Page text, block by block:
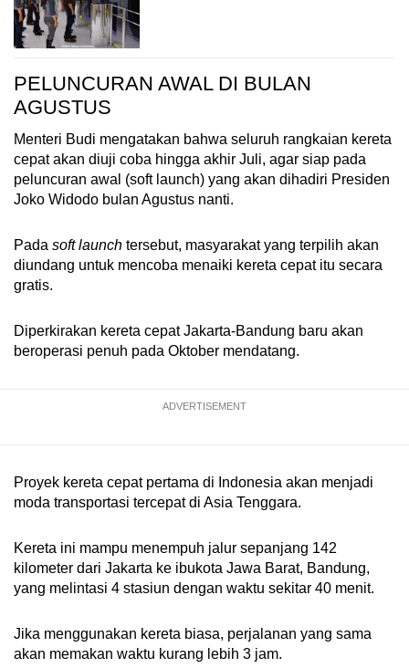
PELUNCURAN AWAL DI BULAN
AGUSTUS
Menteri Budi mengatakan bahwa seluruh rangkaian kereta
cepat akan diuji coba hingga akhir Juli, agar siap pada
peluncuran awal (soft launch) yang akan dihadiri Presiden
Joko Widodo bulan Agustus nanti.
Pada soft launch tersebut, masyarakat yang terpilih akan
diundang untuk mencoba menaiki kereta cepat itu secara
gratis.
Diperkirakan kereta cepat Jakarta-Bandung baru akan
beroperasi penuh pada Oktober mendatang.
ADVERTISEMENT
Proyek kereta cepat pertama di Indonesia akan menjadi
moda transportasi tercepat di Asia Tenggara.
Kereta ini mampu menempuh jalur sepanjang 142
kilometer dari Jakarta ke ibukota Jawa Barat, Bandung,
yang melintasi 4 stasiun dengan waktu sekitar 40 menit.
Jika menggunakan kereta biasa, perjalanan yang sama
akan memakan waktu kurang lebih 3 jam.